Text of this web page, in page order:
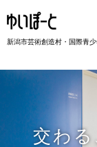
交わ
新潟市芸術創造村・国際青